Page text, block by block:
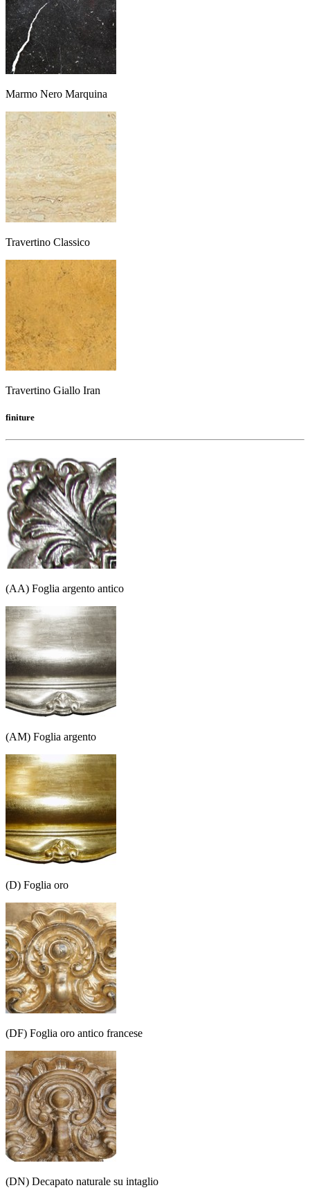
Marmo Nero Marquina
Travertino Classico
Travertino Giallo Iran
finiture
(AA) Foglia argento antico
(AM) Foglia argento
(D) Foglia oro
(DF) Foglia oro antico francese
(DN) Decapato naturale su intaglio